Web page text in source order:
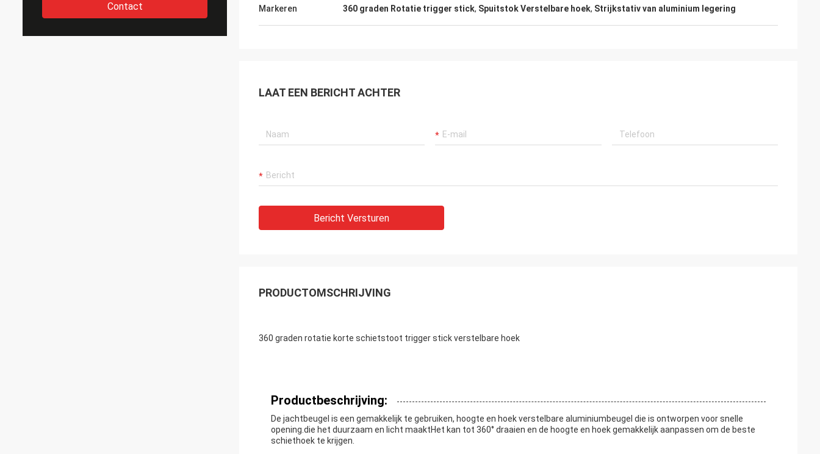
Contact Markeren 360 graden Rotatie trigger stick, Spuitstok Verstelbare hoek, Strijkstativ van aluminium legering
LAAT EEN BERICHT ACHTER
Bericht Versturen
PRODUCTOMSCHRIJVING
360 graden rotatie korte schietstoot trigger stick verstelbare hoek
Productbeschrijving:
De jachtbeugel is een gemakkelijk te gebruiken, hoogte en hoek verstelbare aluminiumbeugel die is ontworpen voor snelle
opening.die het duurzaam en licht maaktHet kan tot 360° draaien en de hoogte en hoek gemakkelijk aanpassen om de beste
schiethoek te krijgen.